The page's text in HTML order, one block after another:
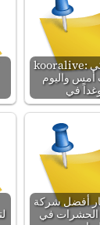
kooralive: دليلك الذكي
أمس واليوم
أفضل شركة
الحشرات في